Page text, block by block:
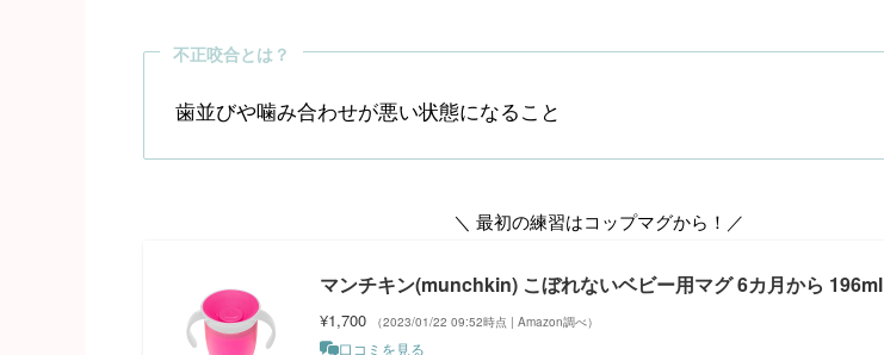
不正咬合とは？
歯並びや噛み合わせが悪い状態になること
＼ 最初の練習はコップマグから！／
マンチキン(munchkin) こぼれないベビー用マグ 6カ月から 196ml
¥1,700 （2023/01/22 09:52時点 | Amazon調べ）
口コミを見る